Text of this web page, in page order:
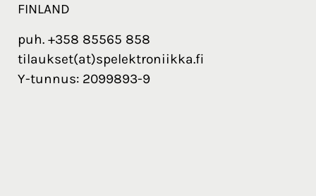
FINLAND
puh. +358 85565 858
tilaukset(at)spelektroniikka.fi
Y-tunnus: 2099893-9